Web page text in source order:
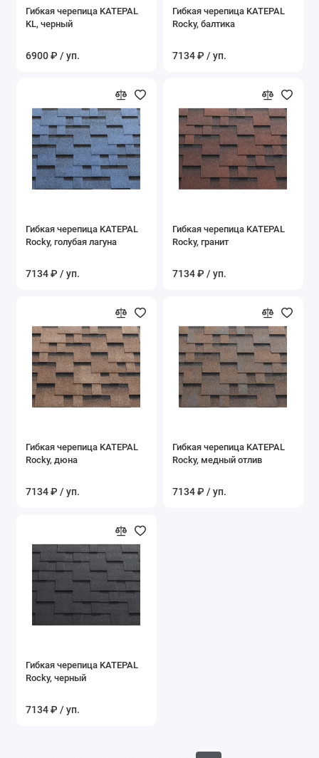
Гибкая черепица KATEPAL
KL, черный
6900 ₽ / уп.
Гибкая черепица KATEPAL
Rocky, балтика
7134 ₽ / уп.
Гибкая черепица KATEPAL
Rocky, голубая лагуна
7134 ₽ / уп.
Гибкая черепица KATEPAL
Rocky, гранит
7134 ₽ / уп.
Гибкая черепица KATEPAL
Rocky, дюна
7134 ₽ / уп.
Гибкая черепица KATEPAL
Rocky, медный отлив
7134 ₽ / уп.
Гибкая черепица KATEPAL
Rocky, черный
7134 ₽ / уп.